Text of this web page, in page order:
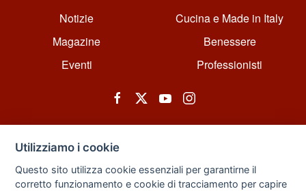
Notizie
Magazine
Eventi
Cucina e Made in Italy
Benessere
Professionisti
Utilizziamo i cookie
Questo sito utilizza cookie essenziali per garantirne il
corretto funzionamento e cookie di tracciamento per capire